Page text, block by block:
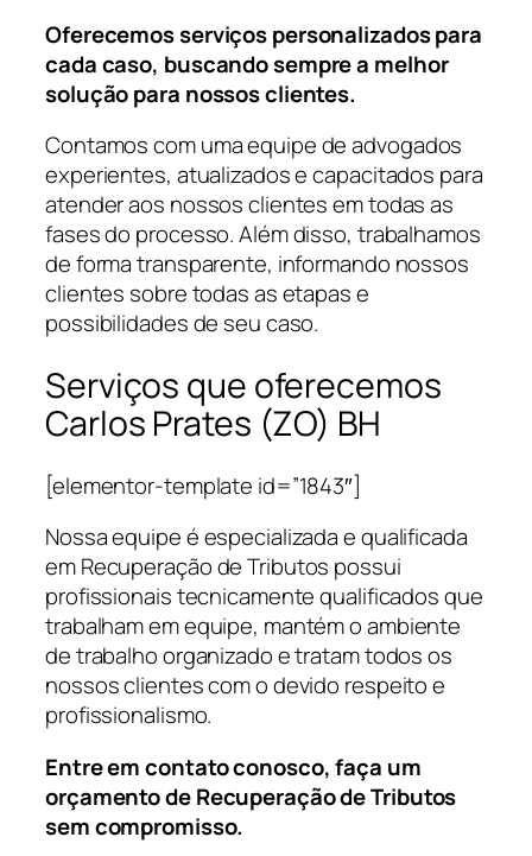
Oferecemos serviços personalizados para
cada caso, buscando sempre a melhor
solução para nossos clientes.
Contamos com uma equipe de advogados
experientes, atualizados e capacitados para
atender aos nossos clientes em todas as
fases do processo. Além disso, trabalhamos
de forma transparente, informando nossos
clientes sobre todas as etapas e
possibilidades de seu caso.
Serviços que oferecemos
Carlos Prates (ZO) BH
[elementor-template id=”1843″]
Nossa equipe é especializada e qualificada
em Recuperação de Tributos possui
profissionais tecnicamente qualificados que
trabalham em equipe, mantém o ambiente
de trabalho organizado e tratam todos os
nossos clientes com o devido respeito e
profissionalismo.
Entre em contato conosco, faça um
orçamento de Recuperação de Tributos
sem compromisso.